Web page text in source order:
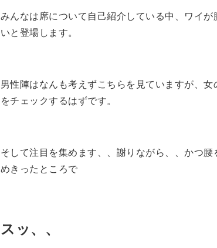
みんなは席について自己紹介している中、ワイ
いと登場します。
男性陣はなんも考えずこちらを見ていますが、
をチェックするはずです。
そして注目を集めます、、謝りながら、、かつ
めきったところで
スッ、、